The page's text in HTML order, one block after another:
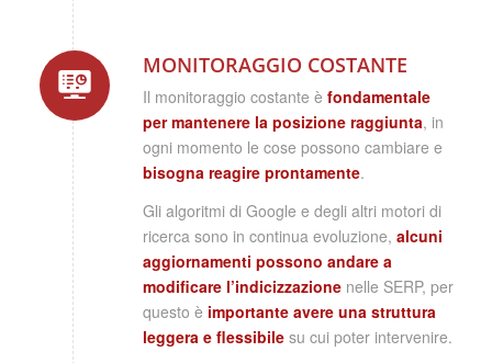
MONITORAGGIO COSTANTE
Il monitoraggio costante è fondamentale
per mantenere la posizione raggiunta, in
ogni momento le cose possono cambiare e
bisogna reagire prontamente.
Gli algoritmi di Google e degli altri motori di
ricerca sono in continua evoluzione, alcuni
aggiornamenti possono andare a
modificare l’indicizzazionenelle SERP, per
questo è importante avere una struttura
leggera e flessibilesu cui poter intervenire.